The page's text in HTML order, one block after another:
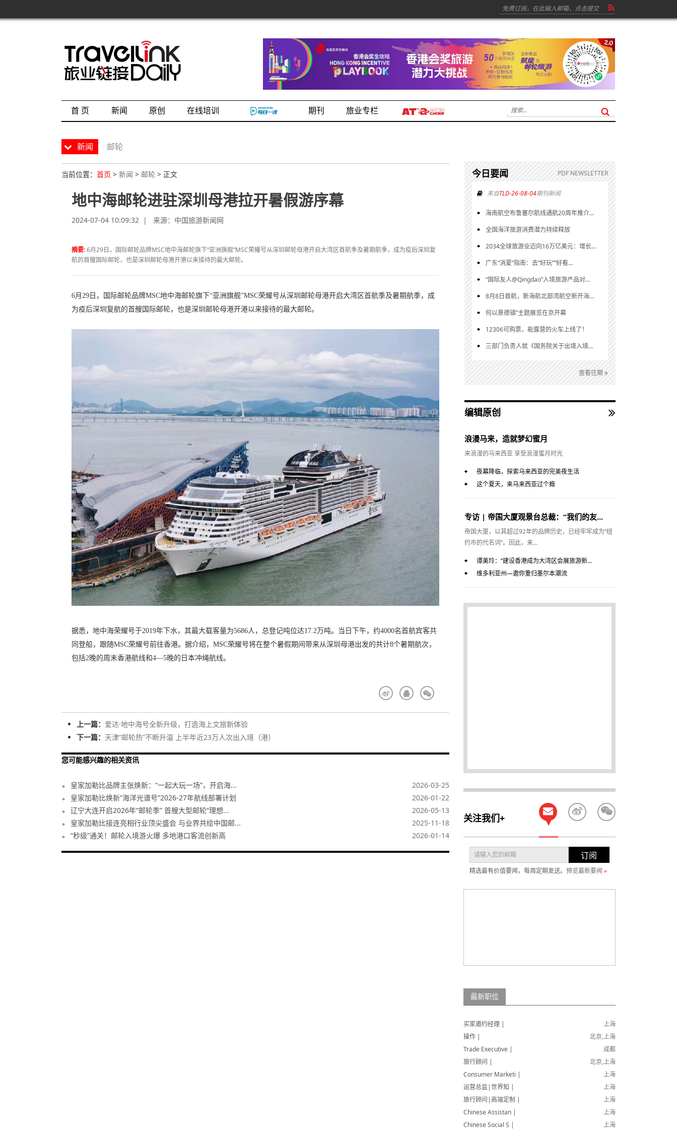
首 页 新闻 原创 在线培训 期刊 旅业专栏
新闻 邮轮
当前位置： 首页 > 新闻 > 邮轮 > 正文
地中海邮轮进驻深圳母港拉开暑假游序幕
2024-07-04 10:09:32 | 来源： 中国旅游新闻网
摘要:6月29日，国际邮轮品牌MSC地中海邮轮旗下“亚洲旗舰”MSC荣耀号从深圳邮轮母港开启大湾区首航季及暑期航季，成为疫后深圳复
航的首艘国际邮轮，也是深圳邮轮母港开港以来接待的最大邮轮。
6月29日，国际邮轮品牌MSC地中海邮轮旗下“亚洲旗舰”MSC荣耀号从深圳邮轮母港开启大湾区首航季及暑期航季，成
为疫后深圳复航的首艘国际邮轮，也是深圳邮轮母港开港以来接待的最大邮轮。
据悉，地中海荣耀号于2019年下水，其最大载客量为5686人，总登记吨位达17.2万吨。当日下午，约4000名首航宾客共
同登船，跟随MSC荣耀号前往香港。据介绍，MSC荣耀号将在整个暑假期间带来从深圳母港出发的共计8个暑期航次，
包括2晚的周末香港航线和4—5晚的日本冲绳航线。
上一篇： 爱达·地中海号全新升级，打造海上文旅新体验
下一篇： 天津“邮轮热”不断升温 上半年近23万人次出入境（港）
您可能感兴趣的相关资讯
2026-03-25
皇家加勒比品牌主张焕新：“一起大玩一场”，开启海...
2026-01-22
皇家加勒比焕新“海洋光谱号”2026-27年航线部署计划
2026-05-13
辽宁大连开启2026年“邮轮季” 首艘大型邮轮“理想...
2025-11-18
皇家加勒比接连亮相行业顶尖盛会 与业界共绘中国邮...
2026-01-14
“秒级”通关！邮轮入境游火爆 多地港口客流创新高
今日要闻 PDF NEWSLETTER
来自TLD-26-08-04期刊新闻
海南航空布鲁塞尔航线通航20周年推介...
全国海洋旅游消费潜力持续释放
2034全球旅游业迈向16万亿美元：增长...
广东“消夏”指南：去“好玩”“好看...
“国际友人@Qingdao”入境旅游产品对...
8月8日首航，新海航北部湾航空新开海...
何以景德镇”主题展览在京开幕
12306可购票，能露营的火车上线了！
三部门负责人就《国务院关于出境入境...
查看往期
编辑原创
浪漫马来，造就梦幻蜜月
来浪漫的马来西亚 享受浪漫蜜月时光
夜幕降临，探索马来西亚的完美夜生活
这个夏天，来马来西亚过个瘾
专访 | 帝国大厦观景台总裁：“我们的友...
帝国大厦，以其超过92年的品牌历史，已经牢牢成为“纽
约市的代名词”。因此，来...
谭美玲：“建设香港成为大湾区会展旅游新...
维多利亚州—邀你重归墨尔本潮流
关注我们+
订阅
精选最有价值要闻，每周定期发送。 预览最新要闻 »
最新职位
上海
买家邀约经理 |
北京,上海
操作 |
成都
Trade Executive |
北京,上海
旅行顾问 |
上海
Consumer Marketi |
上海
运营总监|世界知 |
上海
旅行顾问|高端定制 |
上海
Chinese Assistan |
上海
Chinese Social S |